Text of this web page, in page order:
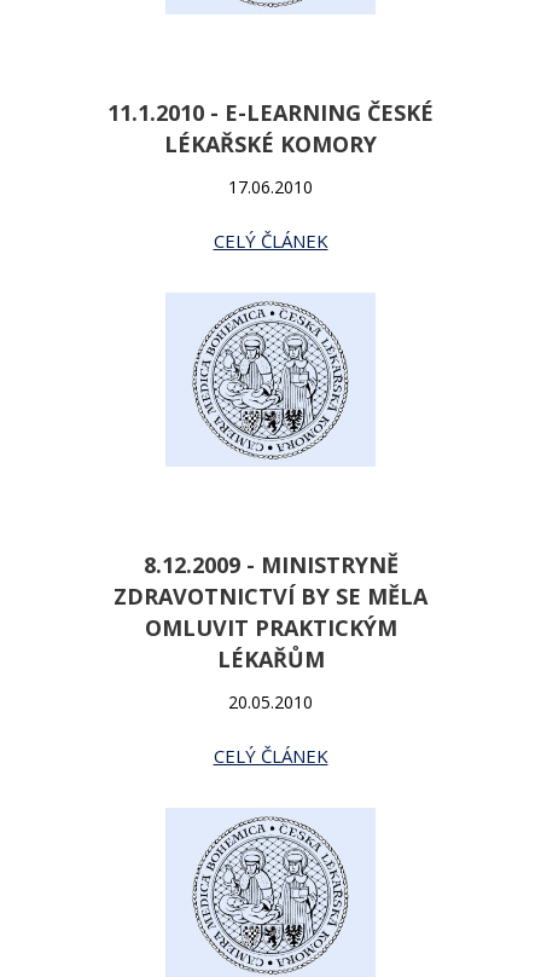
11.1.2010 - E-LEARNING ČESKÉ
LÉKAŘSKÉ KOMORY
17.06.2010
CELÝ ČLÁNEK
8.12.2009 - MINISTRYNĚ
ZDRAVOTNICTVÍ BY SE MĚLA
OMLUVIT PRAKTICKÝM
LÉKAŘŮM
20.05.2010
CELÝ ČLÁNEK